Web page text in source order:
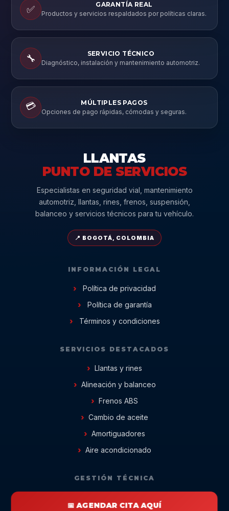
✅
GARANTÍA REAL
Productos y servicios respaldados por políticas claras.
🔧
SERVICIO TÉCNICO
Diagnóstico, instalación y mantenimiento automotriz.
💳
MÚLTIPLES PAGOS
Opciones de pago rápidas, cómodas y seguras.
LLANTAS
PUNTO DE SERVICIOS
Especialistas en seguridad vial, mantenimiento
automotriz, llantas, rines, frenos, suspensión,
balanceo y servicios técnicos para tu vehículo.
📍 BOGOTÁ, COLOMBIA
INFORMACIÓN LEGAL
Política de privacidad
Política de garantía
Términos y condiciones
SERVICIOS DESTACADOS
Llantas y rines
Alineación y balanceo
Frenos ABS
Cambio de aceite
Amortiguadores
Aire acondicionado
GESTIÓN TÉCNICA
📅 AGENDAR CITA AQUÍ